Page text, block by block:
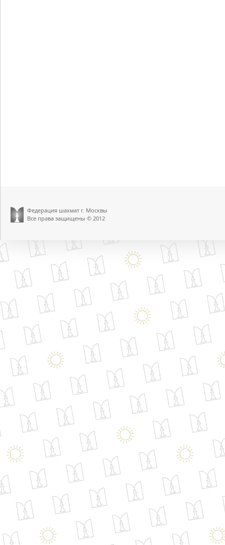
Федерация шахмат г. Москвы
Все права защищены © 2012